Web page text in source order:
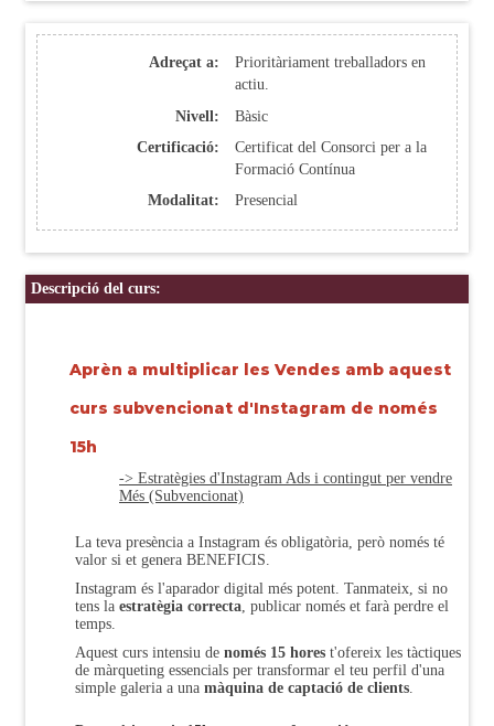
Adreçat a:
Prioritàriament treballadors en
actiu.
Nivell:
Bàsic
Certificació:
Certificat del Consorci per a la
Formació Contínua
Modalitat:
Presencial
Descripció del curs:
Aprèn a multiplicar les Vendes amb aquest
curs subvencionat d'Instagram de només
15h
-> Estratègies d'Instagram Ads i contingut per vendre
Més (Subvencionat)
La teva presència a Instagram és obligatòria, però només té
valor si et genera BENEFICIS.
Instagram és l'aparador digital més potent. Tanmateix, si no
tens la estratègia correcta , publicar només et farà perdre el
temps.
Aquest curs intensiu de només 15 hores t'ofereix les tàctiques
de màrqueting essencials per transformar el teu perfil d'una
simple galeria a una màquina de captació de clients